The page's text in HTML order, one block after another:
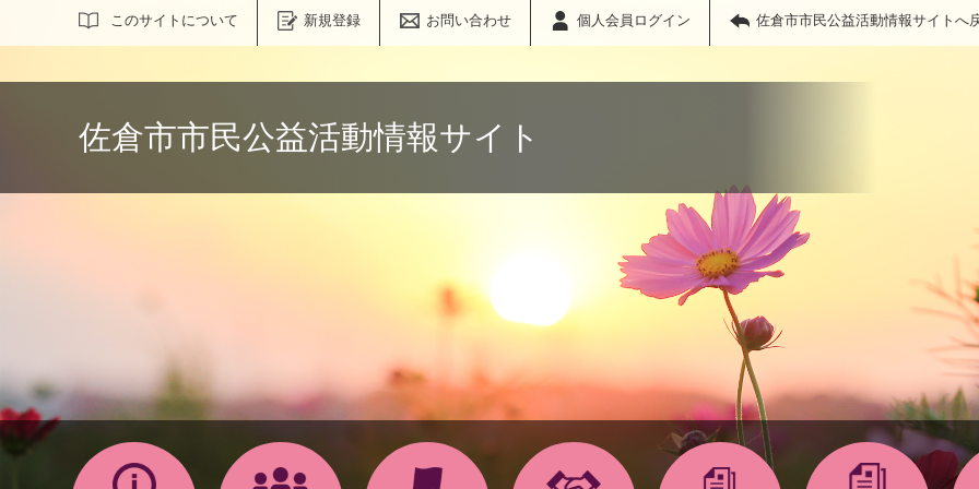
このサイトについて 新規登録 お問い合わせ 個人会員ログイン 佐倉市市民公益活動情報サイトへ
サイト内検索
佐倉市市民公益活動情報サイト